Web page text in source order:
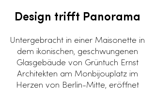
Design trifft Panorama
Untergebracht in einer Maisonette in
dem ikonischen, geschwungenen
Glasgebäude von Grüntuch Ernst
Architekten am Monbijouplatz im
Herzen von Berlin-Mitte, eröffnet